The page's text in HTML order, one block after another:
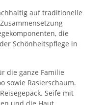
auf traditionelle
die
Schönheitspflege in
die ganze Familie
sowie Rasierschaum.
Seife mit